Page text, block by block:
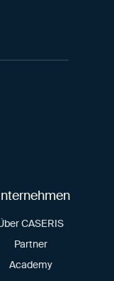
CASERIS
Partner
Academy